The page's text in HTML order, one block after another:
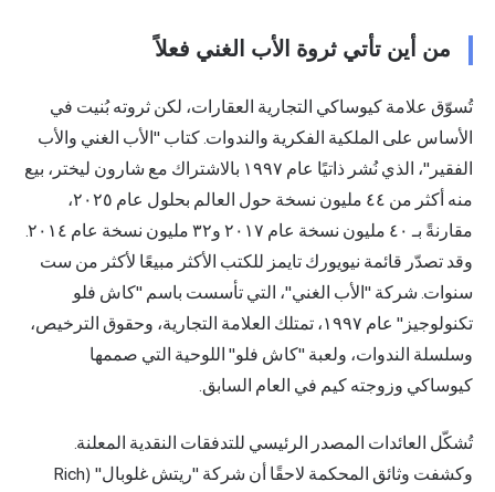
من أين تأتي ثروة الأب الغني فعلاً
تُسوّق علامة كيوساكي التجارية العقارات، لكن ثروته بُنيت في
الأساس على الملكية الفكرية والندوات. كتاب "الأب الغني والأب
الفقير"، الذي نُشر ذاتيًا عام ١٩٩٧ بالاشتراك مع شارون ليختر، بيع
منه أكثر من ٤٤ مليون نسخة حول العالم بحلول عام ٢٠٢٥،
مقارنةً بـ ٤٠ مليون نسخة عام ٢٠١٧ و٣٢ مليون نسخة عام ٢٠١٤.
وقد تصدّر قائمة نيويورك تايمز للكتب الأكثر مبيعًا لأكثر من ست
سنوات. شركة "الأب الغني"، التي تأسست باسم "كاش فلو
تكنولوجيز" عام ١٩٩٧، تمتلك العلامة التجارية، وحقوق الترخيص،
وسلسلة الندوات، ولعبة "كاش فلو" اللوحية التي صممها
كيوساكي وزوجته كيم في العام السابق.
تُشكّل العائدات المصدر الرئيسي للتدفقات النقدية المعلنة.
وكشفت وثائق المحكمة لاحقًا أن شركة "ريتش غلوبال" (Rich